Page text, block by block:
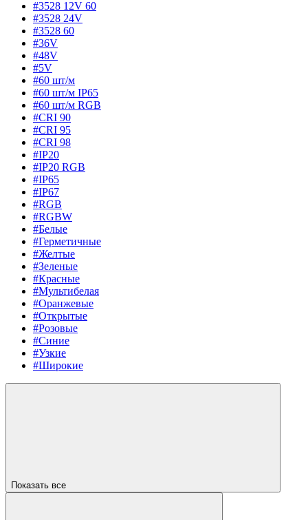
#3528 12V 60
#3528 24V
#3528 60
#36V
#48V
#5V
#60 шт/м
#60 шт/м IP65
#60 шт/м RGB
#CRI 90
#CRI 95
#CRI 98
#IP20
#IP20 RGB
#IP65
#IP67
#RGB
#RGBW
#Белые
#Герметичные
#Желтые
#Зеленые
#Красные
#Мультибелая
#Оранжевые
#Открытые
#Розовые
#Синие
#Узкие
#Широкие
Показать все